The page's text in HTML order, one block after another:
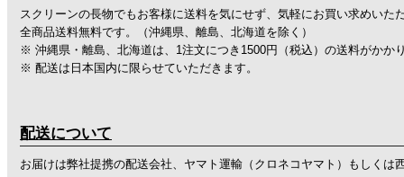
スクリーンの長物でもお客様に送料を気にせず、気軽にお買い求めいた
全商品送料無料です。（沖縄県、離島、北海道を除く）
※ 沖縄県・離島、北海道は、1注文につき1500円（税込）の送料がかか
※ 配送は日本国内に限らせていただきます。
配送について
お届けは弊社提携の配送会社、ヤマト運輸（クロネコヤマト）もしくは